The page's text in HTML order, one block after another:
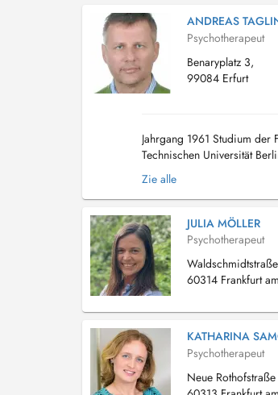
ANDREAS
Psychotherapeut
Benaryplatz 3,
99084 Erfurt
Jahrgang 1961 Studium
Technischen Universität
Psychotherapeuten an der
Zie alle
JULIA MÖLLER
Psychotherapeut
60314 Frankfurt
KATHARINA
Psychotherapeut
Neue Rothofstraße